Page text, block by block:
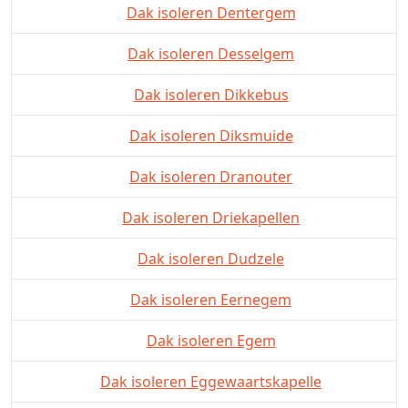
Dak isoleren Dentergem
Dak isoleren Desselgem
Dak isoleren Dikkebus
Dak isoleren Diksmuide
Dak isoleren Dranouter
Dak isoleren Driekapellen
Dak isoleren Dudzele
Dak isoleren Eernegem
Dak isoleren Egem
Dak isoleren Eggewaartskapelle